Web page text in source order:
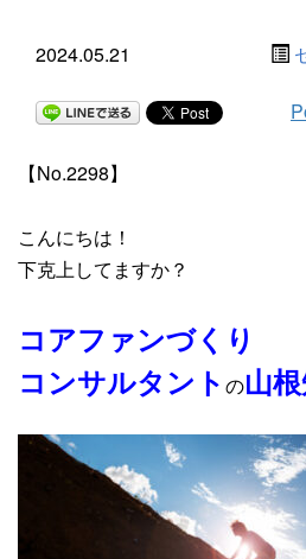
2024.05.21
【No.2298】
こんにちは！
下克上してますか？
コアファンづくり
コンサルタント の山